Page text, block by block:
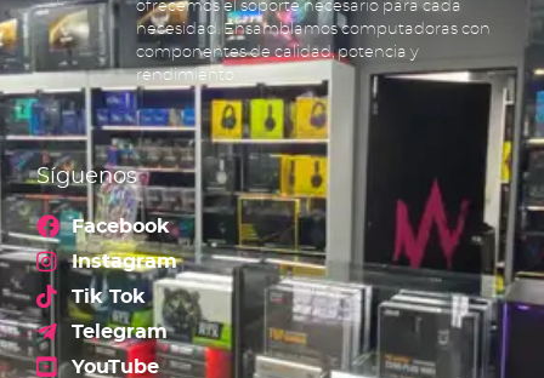
ofrecemos el soporte necesario para cada
necesidad. Ensamblamos computadoras con
componentes de calidad, potencia y
rendimiento.
Síguenos
Facebook
Instagram
Tik Tok
Telegram
YouTube